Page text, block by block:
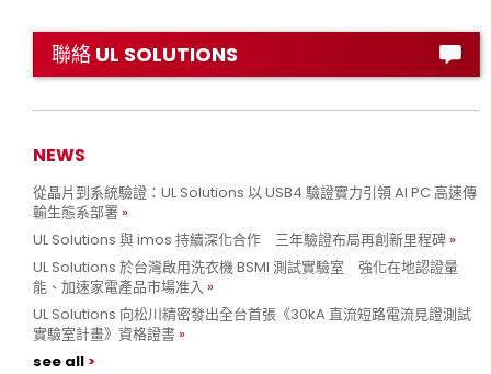
聯絡 UL SOLUTIONS
NEWS
從晶片到系統驗證：UL Solutions 以 USB4 驗證實力引領 AI PC 高速傳
輸生態系部署
UL Solutions 與 imos 持續深化合作 三年驗證布局再創新里程碑
UL Solutions 於台灣啟用洗衣機 BSMI 測試實驗室 強化在地認證量
能、加速家電產品市場准入
UL Solutions 向松川精密發出全台首張《30kA 直流短路電流見證測試
實驗室計畫》資格證書
see all